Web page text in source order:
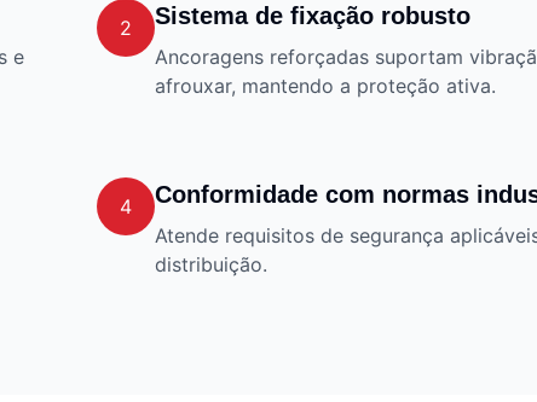
e
2 Sistema de fixação robusto
Ancoragens reforçadas suportam
afrouxar, mantendo a proteção ativa.
4 Conformidade com normas
Atende requisitos de segurança
distribuição.